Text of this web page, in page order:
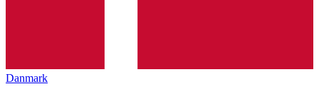
Danmark